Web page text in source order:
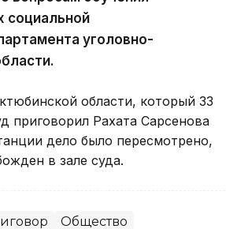
социальной
уголовно-
области, который 33
приговорил Рахата Сарсенова
дело было пересмотрено,
в зале суда.
Общество